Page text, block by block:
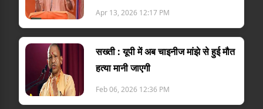
Apr 13, 2026 12:17 PM
सख्ती : यूपी में अब चाइनीज मांझे से हुई मौत
हत्या मानी जाएगी
Feb 06, 2026 12:36 PM